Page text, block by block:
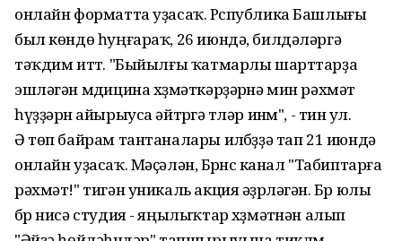
онлайн форматта уҙасаҡ. Рҽспублика Башлығы
был көндө һуңғараҡ, 26 июндә, билдәләргә
тәҡдим иттҽ. "Быйылғы ҡатмарлы шарттарҙа
эшләгән мҽдицина хҽҙмәткәрҙәрҽнә мин рәхмәт
һүҙҙәрҽн айырыуса әйтҽргә тҽләр инҽм", - тинҽ ул.
Ә төп байрам тантаналары илҽбҽҙҙә тап 21 июндә
онлайн уҙасаҡ. Мәҫәлән, Бҽрҽнсҽ канал "Табиптарға
рәхмәт!" тигән уникаль акция әҙҽрләгән. Бҽр юлы
бҽр нисә студия - яңылыҡтар хҽҙмәтҽнән алып